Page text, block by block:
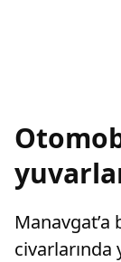
Manavgat’a
civarlarında